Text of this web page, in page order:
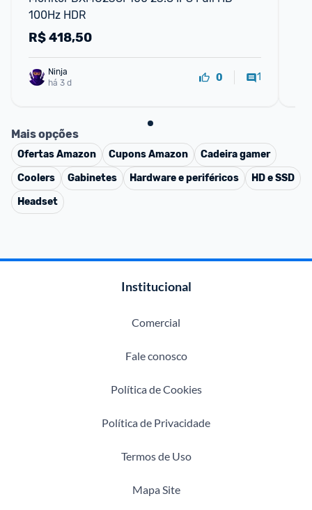
100Hz HDR
R$418,50
há 3 d
0 1
Mais opções
OfertasAmazon CuponsAmazon
Cadeira gamer
Coolers
Gabinetes Hardware e periféricos
HD e SSD
Headset
Institucional
Comercial
Fale conosco
Política de Cookies
Política de Privacidade
Termos de Uso
Mapa Site